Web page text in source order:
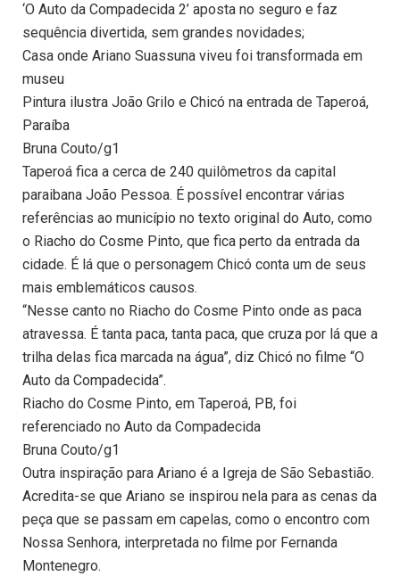
‘O Auto da Compadecida 2’ aposta no seguro e faz
sequência divertida, sem grandes novidades;
Casa onde Ariano Suassuna viveu foi transformada em
museu
Pintura ilustra João Grilo e Chicó na entrada de Taperoá,
Paraíba
Bruna Couto/g1
Taperoá fica a cerca de 240 quilômetros da capital
paraibana João Pessoa. É possível encontrar várias
referências ao município no texto original do Auto, como
o Riacho do Cosme Pinto, que fica perto da entrada da
cidade. É lá que o personagem Chicó conta um de seus
mais emblemáticos causos.
“Nesse canto no Riacho do Cosme Pinto onde as paca
atravessa. É tanta paca, tanta paca, que cruza por lá que a
trilha delas fica marcada na água”, diz Chicó no filme “O
Auto da Compadecida”.
Riacho do Cosme Pinto, em Taperoá, PB, foi
referenciado no Auto da Compadecida
Bruna Couto/g1
Outra inspiração para Ariano é a Igreja de São Sebastião.
Acredita-se que Ariano se inspirou nela para as cenas da
peça que se passam em capelas, como o encontro com
Nossa Senhora, interpretada no filme por Fernanda
Montenegro.